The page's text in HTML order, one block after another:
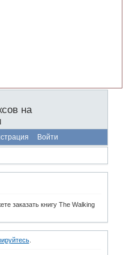
на
Войти
заказать книгу The Walking
.